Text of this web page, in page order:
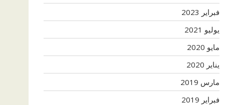
فبراير 2023
يوليو 2021
مايو 2020
يناير 2020
مارس 2019
فبراير 2019